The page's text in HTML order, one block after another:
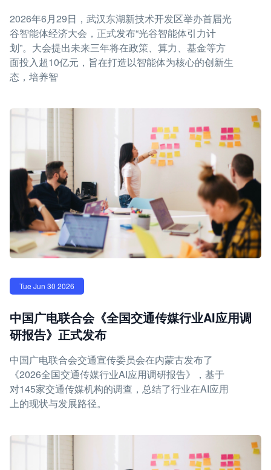
2026年6月29日，武汉东湖新技术开发区举办首届光
谷智能体经济大会，正式发布“光谷智能体引力计
划”。大会提出未来三年将在政策、算力、基金等方
面投入超10亿元，旨在打造以智能体为核心的创新生
态，培养智
Tue Jun 30 2026
中国广电联合会《全国交通传媒行业AI应用调
研报告》正式发布
中国广电联合会交通宣传委员会在内蒙古发布了
《2026全国交通传媒行业AI应用调研报告》，基于
对145家交通传媒机构的调查，总结了行业在AI应用
上的现状与发展路径。